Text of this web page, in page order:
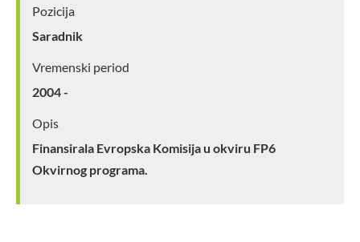
Pozicija
Saradnik
Vremenski period
2004 -
Opis
Finansirala Evropska Komisija u okviru FP6
Okvirnog programa.